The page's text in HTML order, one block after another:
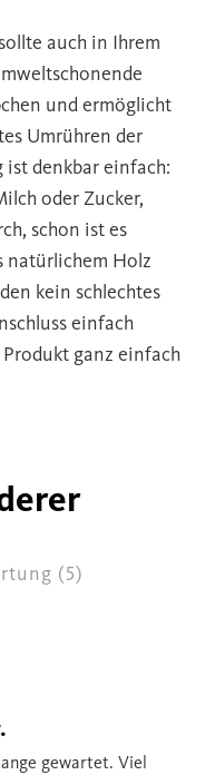
auch in Ihrem
und ermöglicht
Umrühren der
denkbar einfach:
oder Zucker,
schon ist es
natürlichem Holz
kein schlechtes
einfach
ganz einfach
(5)
gewartet. Viel